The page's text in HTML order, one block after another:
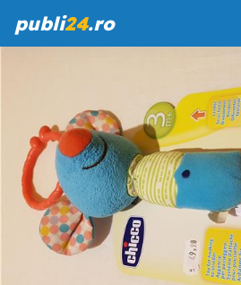
publi24.ro